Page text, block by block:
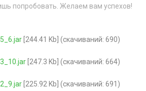
попробовать. Желаем вам успехов!
[244.41 Kb] (cкачиваний: 690)
[247.3 Kb] (cкачиваний: 664)
[225.92 Kb] (cкачиваний: 691)